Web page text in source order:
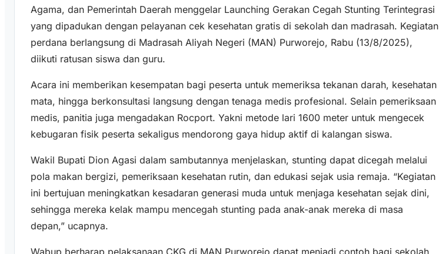
Agama, dan Pemerintah Daerah menggelar Launching Gerakan Cegah Stunting Terintegrasi
yang dipadukan dengan pelayanan cek kesehatan gratis di sekolah dan madrasah. Kegiatan
perdana berlangsung di Madrasah Aliyah Negeri (MAN) Purworejo, Rabu (13/8/2025),
diikuti ratusan siswa dan guru.
Acara ini memberikan kesempatan bagi peserta untuk memeriksa tekanan darah, kesehatan
mata, hingga berkonsultasi langsung dengan tenaga medis profesional. Selain pemeriksaan
medis, panitia juga mengadakan Rocport. Yakni metode lari 1600 meter untuk mengecek
kebugaran fisik peserta sekaligus mendorong gaya hidup aktif di kalangan siswa.
Wakil Bupati Dion Agasi dalam sambutannya menjelaskan, stunting dapat dicegah melalui
pola makan bergizi, pemeriksaan kesehatan rutin, dan edukasi sejak usia remaja. “Kegiatan
ini bertujuan meningkatkan kesadaran generasi muda untuk menjaga kesehatan sejak dini,
sehingga mereka kelak mampu mencegah stunting pada anak-anak mereka di masa
depan,” ucapnya.
Wabup berharap pelaksanaan CKG di MAN Purworejo dapat menjadi contoh bagi sekolah